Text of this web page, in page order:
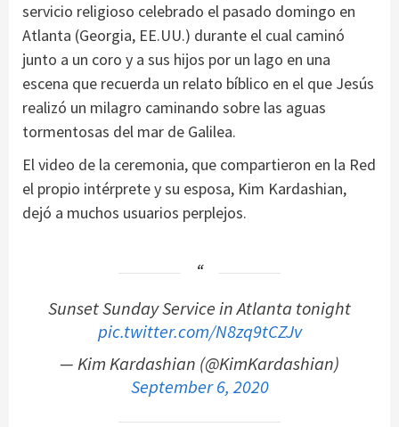
servicio religioso celebrado el pasado domingo en
Atlanta (Georgia, EE.UU.) durante el cual caminó
junto a un coro y a sus hijos por un lago en una
escena que recuerda un relato bíblico en el que Jesús
realizó un milagro caminando sobre las aguas
tormentosas del mar de Galilea.
El video de la ceremonia, que compartieron en la Red
el propio intérprete y su esposa, Kim Kardashian,
dejó a muchos usuarios perplejos.
Sunset Sunday Service in Atlanta tonight
pic.twitter.com/N8zq9tCZJv
— Kim Kardashian (@KimKardashian)
September 6, 2020